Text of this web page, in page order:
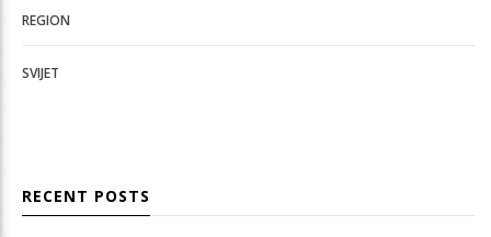
REGION
SVIJET
RECENT POSTS